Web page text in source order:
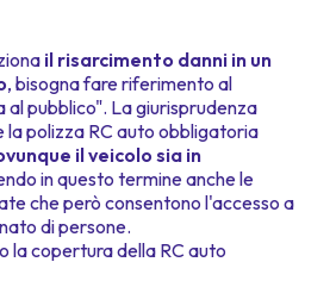
il risarcimento danni in un
, bisogna fare riferimento al
pubblico". La giurisprudenza
la polizza RC auto obbligatoria
il veicolo sia in
in questo termine anche le
che però consentono l'accesso a
di persone.
la copertura della RC auto